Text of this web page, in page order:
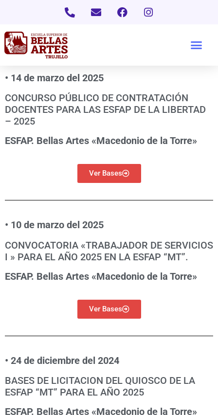
• 14 de marzo del 2025
CONCURSO PÚBLICO DE CONTRATACIÓN
DOCENTES PARA LAS ESFAP DE LA LIBERTAD
– 2025
ESFAP. Bellas Artes «Macedonio de la Torre»
Ver Bases
• 10 de marzo del 2025
CONVOCATORIA «TRABAJADOR DE SERVICIOS
I » PARA EL AÑO 2025 EN LA ESFAP “MT”.
ESFAP. Bellas Artes «Macedonio de la Torre»
Ver Bases
• 24 de diciembre del 2024
BASES DE LICITACION DEL QUIOSCO DE LA
ESFAP “MT” PARA EL AÑO 2025
ESFAP. Bellas Artes «Macedonio de la Torre»